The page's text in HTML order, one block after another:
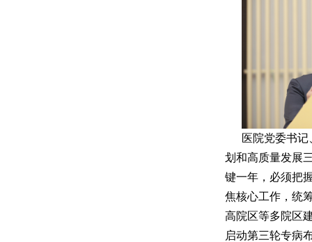
医院党委书记
划和高质量发展
键一年，必须把
焦核心工作，统
高院区等多院区
启动第三轮专病